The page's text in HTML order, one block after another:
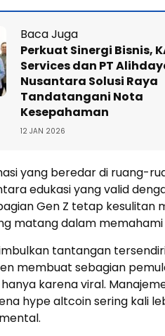
Baca Juga
Perkuat Sinergi Bisnis,
Services dan PT
Nusantara Solusi Raya
Tandatangani Nota
Kesepahaman
12 JAN 2026
yang beredar di ruang-
edukasi yang valid
Gen Z tetap kesulitan
matang dalam memahami
tantangan
membuat sebagian
karena viral.
hype altcoin sering kali